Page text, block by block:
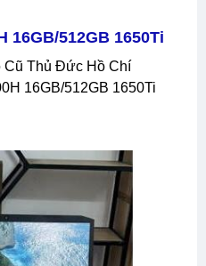
16GB/512GB 1650Ti
16GB/512GB 1650Ti